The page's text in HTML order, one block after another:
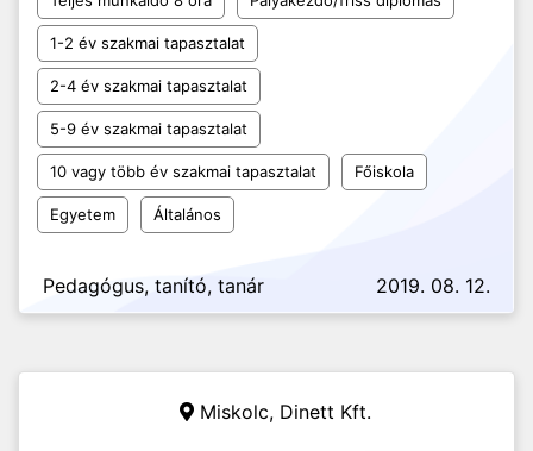
1-2 év szakmai tapasztalat
2-4 év szakmai tapasztalat
5-9 év szakmai tapasztalat
10 vagy több év szakmai tapasztalat Főiskola
Egyetem Általános
Pedagógus, tanító, tanár 2019. 08. 12.
Miskolc, Dinett Kft.